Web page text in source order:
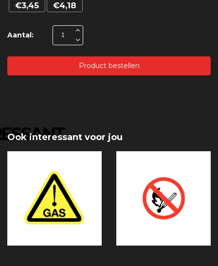
Aantal:
€3,45 €4,18
Product bestellen
Ook interessant voor jou